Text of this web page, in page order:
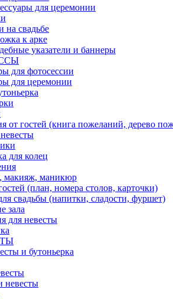
для церемонии
на свадьбе
к арке
указатели и баннеры
для фотосессии
для церемонии
от гостей (книга пожеланий, дерево
для колец
макияж, маникюр
(план, номера столов, карточки)
свадьбы (напитки, сладости, фуршет)
зала
для невесты
и бутоньерка
невесты